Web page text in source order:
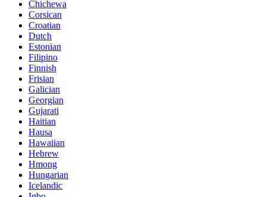
Chichewa
Corsican
Croatian
Dutch
Estonian
Filipino
Finnish
Frisian
Galician
Georgian
Gujarati
Haitian
Hausa
Hawaiian
Hebrew
Hmong
Hungarian
Icelandic